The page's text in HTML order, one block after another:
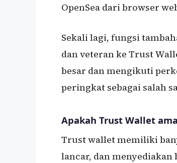
OpenSea dari browser
Sekali lagi, fungsi
dan veteran ke Trust
besar dan mengikuti
peringkat sebagai salah
Apakah Trust Wallet
Trust wallet memiliki
lancar, dan